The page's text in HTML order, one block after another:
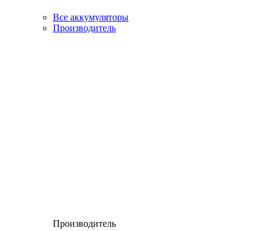
Все аккумуляторы
Производитель
Производитель